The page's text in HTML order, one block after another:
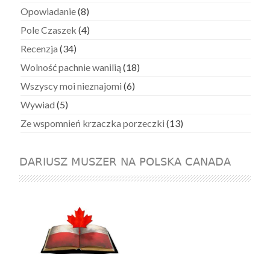
Opowiadanie(8)
Pole Czaszek (4)
Recenzja (34)
Wolność pachnie wanilią (18)
Wszyscy moi nieznajomi (6)
Wywiad (5)
Ze wspomnień krzaczka porzeczki (13)
DARIUSZ MUSZER NA POLSKA CANADA